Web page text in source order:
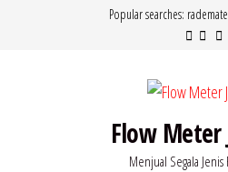
Popular searches:
Flow Meter
Menjual Segala